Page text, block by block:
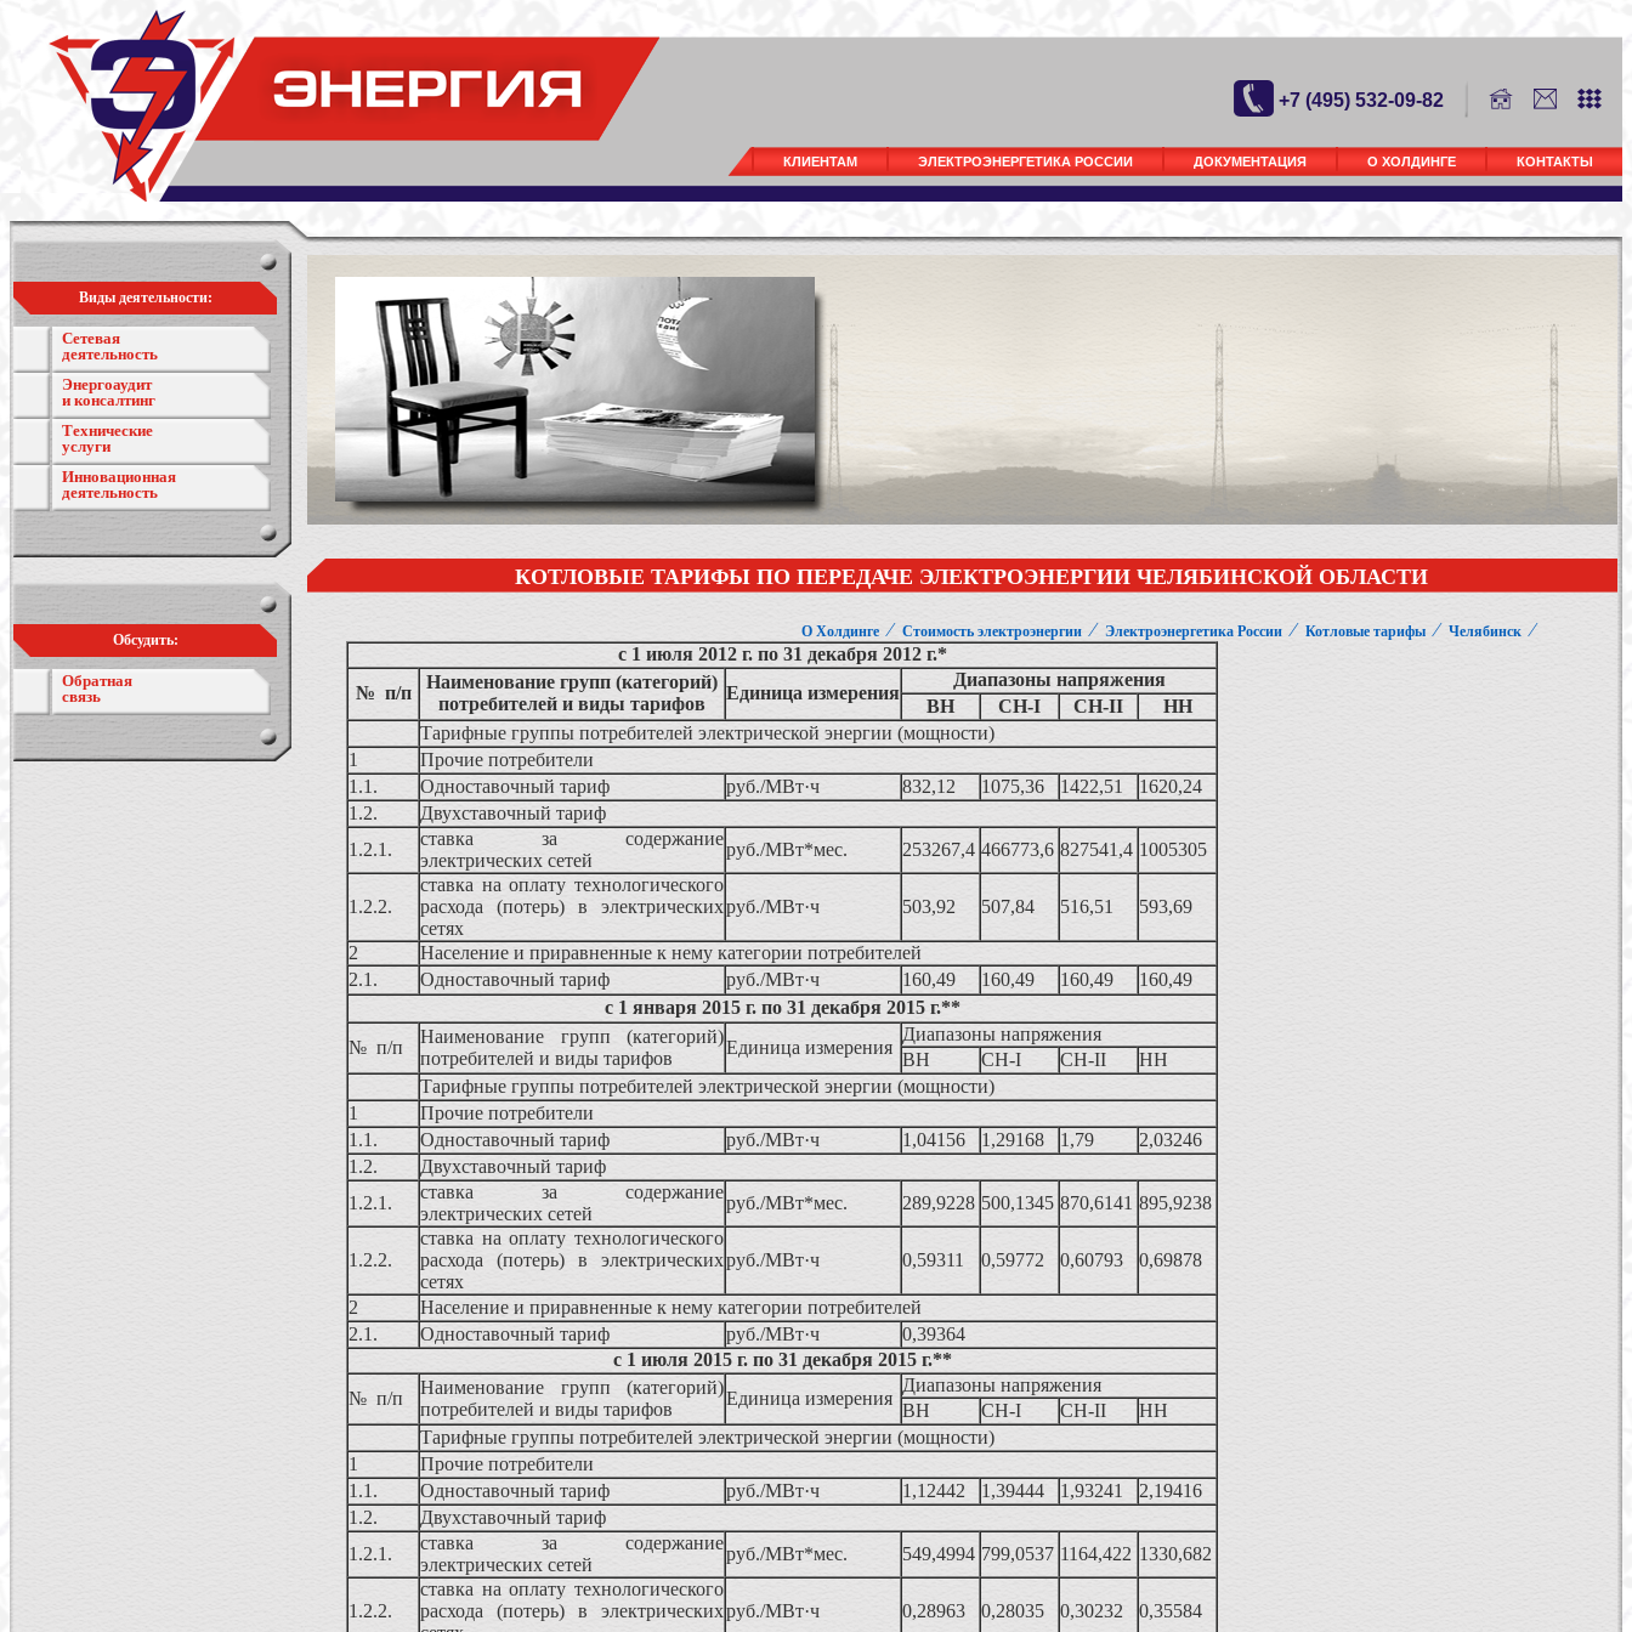
+7 (495) 532-09-82
КЛИЕНТАМ ЭЛЕКТРОЭНЕРГЕТИКА РОССИИ ДОКУМЕНТАЦИЯ О ХОЛДИНГЕ КОНТАКТЫ
Виды деятельности:
Сетевая
деятельность
Энергоаудит
и консалтинг
Технические
услуги
Инновационная
деятельность
Обсудить:
Обратная
связь
КОТЛОВЫЕ ТАРИФЫ ПО ПЕРЕДАЧЕ ЭЛЕКТРОЭНЕРГИИ ЧЕЛЯБИНСКОЙ ОБЛАСТИ
О Холдинге ⁄ Стоимость электроэнергии ⁄ Электроэнергетика России ⁄ Котловые тарифы ⁄ Челябинск ⁄
с 1 июля 2012 г. по 31 декабря 2012 г.*
№ п/п
Наименование групп (категорий)
потребителей и виды тарифов
Единица измерения
Диапазоны напряжения
ВН
СН-I СН-II
НН
Тарифные группы потребителей электрической энергии (мощности)
1
Прочие потребители
1.1.
Одноставочный тариф руб./МВт·ч 832,12 1075,36 1422,51
1620,24
1.2.
Двухставочный тариф
1.2.1.
ставка за содержание
электрических сетей
руб./МВт*мес. 253267,4 466773,6 827541,4 1005305
1.2.2.
ставка на оплату технологического
расхода (потерь) в электрических
сетях
руб./МВт·ч 503,92 507,84 516,51 593,69
2
Население и приравненные к нему категории потребителей
2.1.
Одноставочный тариф руб./МВт·ч 160,49 160,49 160,49
160,49
с 1 января 2015 г. по 31 декабря 2015 г.**
№ п/п
Наименование групп (категорий)
потребителей и виды тарифов
Единица измерения
Диапазоны напряжения
ВН
СН-I СН-II
НН
Тарифные группы потребителей электрической энергии (мощности)
1
Прочие потребители
1.1.
Одноставочный тариф руб./МВт·ч 1,04156 1,29168 1,79
2,03246
1.2.
Двухставочный тариф
1.2.1.
ставка за содержание
электрических сетей
руб./МВт*мес. 289,9228 500,1345 870,6141 895,9238
1.2.2.
ставка на оплату технологического
расхода (потерь) в электрических
сетях
руб./МВт·ч 0,59311 0,59772 0,60793 0,69878
2
Население и приравненные к нему категории потребителей
2.1.
Одноставочный тариф руб./МВт·ч
0,39364
с 1 июля 2015 г. по 31 декабря 2015 г.**
№ п/п
Наименование групп (категорий)
потребителей и виды тарифов
Единица измерения
Диапазоны напряжения
ВН
СН-I СН-II
НН
Тарифные группы потребителей электрической энергии (мощности)
1
Прочие потребители
1.1.
Одноставочный тариф руб./МВт·ч 1,12442 1,39444 1,93241
2,19416
1.2.
Двухставочный тариф
1.2.1.
ставка за содержание
электрических сетей
руб./МВт*мес. 549,4994 799,0537 1164,422 1330,682
1.2.2.
ставка на оплату технологического
расхода (потерь) в электрическихруб./МВт·ч 0,28963 0,28035 0,30232 0,35584